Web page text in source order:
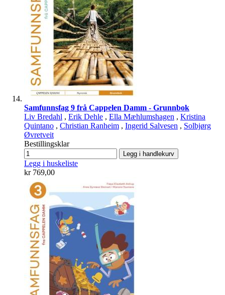
Samfunnsfag 9 frå Cappelen Damm - Grunnbok
Liv Bredahl , Erik Dehle , Ella Mæhlumshagen , Kristina
Quintano , Christian Ranheim , Ingerid Salvesen , Solbjørg
Øvretveit
Bestillingsklar
Legg i handlekurv
Legg i huskeliste
kr 769,00